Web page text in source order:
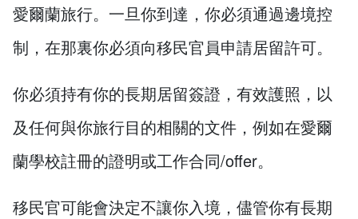
愛爾蘭旅行。一旦你到達，你必須通過邊境控
制，在那裏你必須向移民官員申請居留許可。
你必須持有你的長期居留簽證，有效護照，以
及任何與你旅行目的相關的文件，例如在愛爾
蘭學校註冊的證明或工作合同/offer。
移民官可能會決定不讓你入境，儘管你有長期